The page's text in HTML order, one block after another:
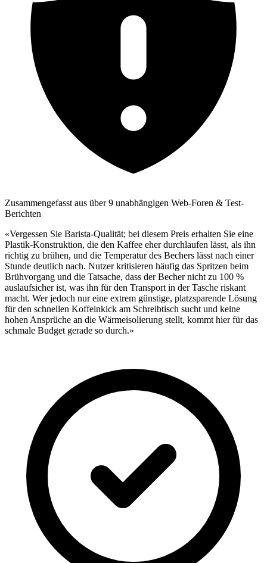
Zusammengefasst aus über 9 unabhängigen Web-Foren & Test-
Berichten
«Vergessen Sie Barista-Qualität; bei diesem Preis erhalten Sie eine
Plastik-Konstruktion, die den Kaffee eher durchlaufen lässt, als ihn
richtig zu brühen, und die Temperatur des Bechers lässt nach einer
Stunde deutlich nach. Nutzer kritisieren häufig das Spritzen beim
Brühvorgang und die Tatsache, dass der Becher nicht zu 100 %
auslaufsicher ist, was ihn für den Transport in der Tasche riskant
macht. Wer jedoch nur eine extrem günstige, platzsparende Lösung
für den schnellen Koffeinkick am Schreibtisch sucht und keine
hohen Ansprüche an die Wärmeisolierung stellt, kommt hier für das
schmale Budget gerade so durch.»